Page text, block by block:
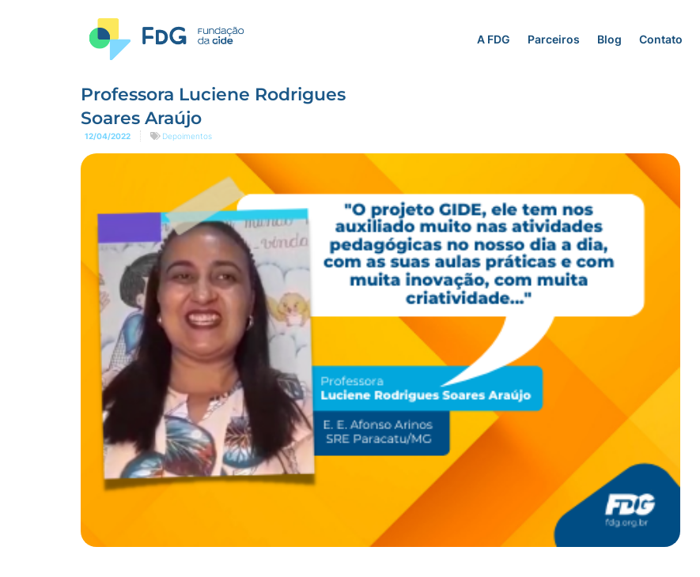
A FDG Parceiros Blog Contato
Professora Luciene Rodrigues
Soares Araújo
12/04/2022 Depoimentos